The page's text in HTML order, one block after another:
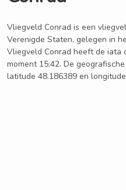
Vliegveld Conrad is een
Verenigde Staten, gelegen in
Vliegveld Conrad heeft de iata
moment 15:42. De
latitude 48.186389 en